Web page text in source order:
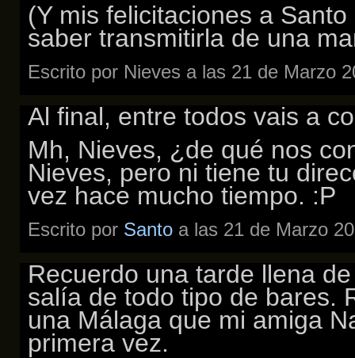
(Y mis felicitaciones a
saber transmitirla de una
Escrito por Nieves a las 21 de Marzo
Al final, entre todos vais a
Mh, Nieves, ¿de qué nos
Nieves, pero ni tiene tu
vez hace mucho tiempo. :P
Escrito por Santo a las 21 de Marzo
Recuerdo una tarde llena
salía de todo tipo de bares.
una Málaga que mi amiga
primera vez.